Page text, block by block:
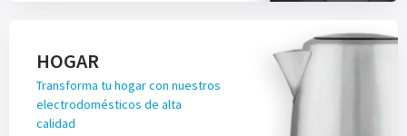
HOGAR
Transforma tu hogar con nuestros
electrodomésticos de alta
calidad